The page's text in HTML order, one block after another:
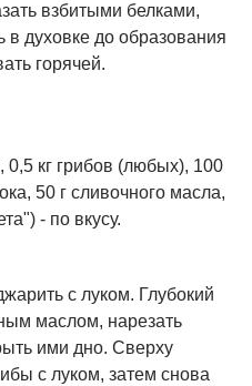
взбитыми белками,
в духовке до образования
горячей.
0,5 кг грибов (любых), 100
50 г сливочного масла,
- по вкусу.
с луком. Глубокий
маслом, нарезать
ими дно. Сверху
с луком, затем снова